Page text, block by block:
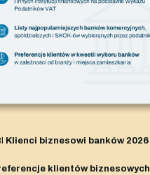
Klienci biznesowi banków 2026
klientów biznesowych